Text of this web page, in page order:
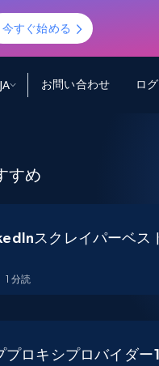
今すぐ始める
JA
Intelligence
ージドデータサービス
Program
$1500/mo
トラストセンター
ロ
お問い合わせ
すめ
スクレイパーベス
1 分読
ロキシプロバイダー